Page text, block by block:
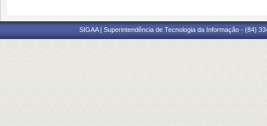
SIGAA | Superintendência de Tecnologia da Informação - (84)